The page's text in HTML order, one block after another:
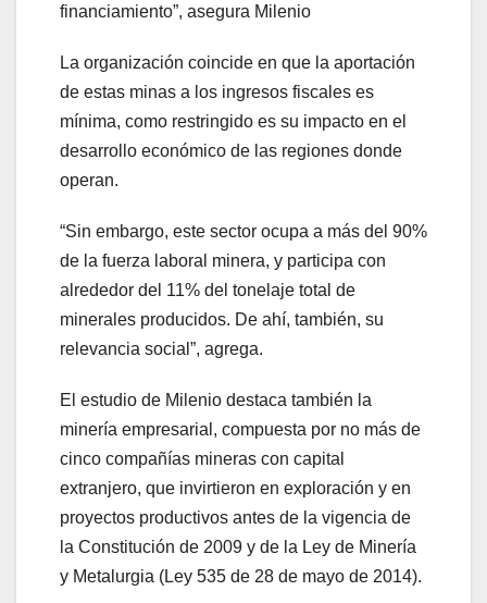
financiamiento”, asegura Milenio
La organización coincide en que la aportación
de estas minas a los ingresos fiscales es
mínima, como restringido es su impacto en el
desarrollo económico de las regiones donde
operan.
“Sin embargo, este sector ocupa a más del 90%
de la fuerza laboral minera, y participa con
alrededor del 11% del tonelaje total de
minerales producidos. De ahí, también, su
relevancia social”, agrega.
El estudio de Milenio destaca también la
minería empresarial, compuesta por no más de
cinco compañías mineras con capital
extranjero, que invirtieron en exploración y en
proyectos productivos antes de la vigencia de
la Constitución de 2009 y de la Ley de Minería
y Metalurgia (Ley 535 de 28 de mayo de 2014).